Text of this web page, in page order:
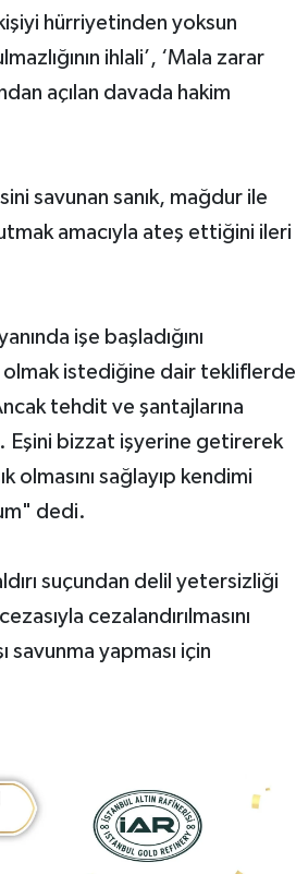
hürriyetinden yoksun
ihlali’, ‘Mala zarar
açılan davada hakim
savunan sanık, mağdur ile
amacıyla ateş ettiğini ileri
işe başladığını
olmak istediğine dair tekliflerde
tehdit ve şantajlarına
bizzat işyerine getirerek
olmasını sağlayıp kendimi
dedi.
suçundan delil yetersizliği
cezalandırılmasını
savunma yapması için